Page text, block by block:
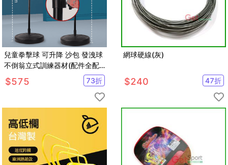
兒童拳擊球 可升降 沙包 發洩球
不倒翁立式訓練器材(配件全配)
【SV61324】
$575 73折
網球硬線(灰)
$240 47折